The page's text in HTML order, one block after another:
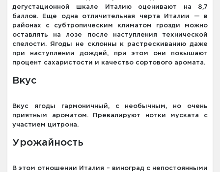
дегустационной шкале Италию оценивают на 8,7
баллов. Еще одна отличительная черта Италии — в
районах с субтропическим климатом грозди можно
оставлять на лозе после наступления технической
спелости. Ягоды не склонны к растрескиванию даже
при наступлении дождей, при этом они повышают
процент сахаристости и качество сортового аромата.
Вкус
Вкус ягоды гармоничный, с необычным, но очень
приятным ароматом. Превалируют нотки муската с
участием цитрона.
Урожайность
В этом отношении Италия – виноград с непостоянными